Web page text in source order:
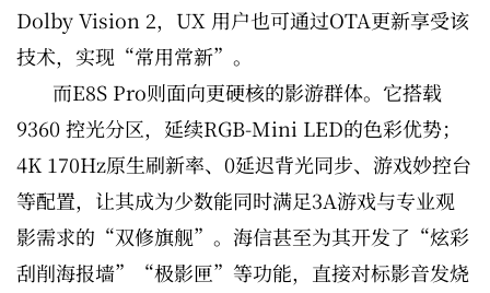
Dolby Vision 2，UX 用户也可通过OTA更新享受该
技术，实现“常用常新”。
而E8S Pro则面向更硬核的影游群体。它搭载
9360 控光分区，延续RGB-Mini LED的色彩优势；
4K 170Hz原生刷新率、0延迟背光同步、游戏妙控台
等配置，让其成为少数能同时满足3A游戏与专业观
影需求的“双修旗舰”。海信甚至为其开发了“炫彩
刮削海报墙”“极影匣”等功能，直接对标影音发烧